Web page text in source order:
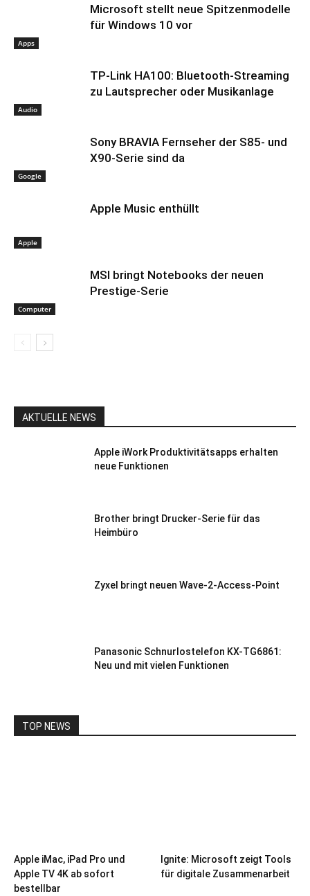
Apps
Microsoft stellt neue Spitzenmodelle
für Windows 10 vor
Audio
TP-Link HA100: Bluetooth-Streaming
zu Lautsprecher oder Musikanlage
Google
Sony BRAVIA Fernseher der S85- und
X90-Serie sind da
Apple
Apple Music enthüllt
Computer
MSI bringt Notebooks der neuen
Prestige-Serie
AKTUELLE NEWS
Apple iWork Produktivitätsapps erhalten
neue Funktionen
Brother bringt Drucker-Serie für das
Heimbüro
Zyxel bringt neuen Wave-2-Access-Point
Panasonic Schnurlostelefon KX-TG6861:
Neu und mit vielen Funktionen
TOP NEWS
Apple iMac, iPad Pro und
Apple TV 4K ab sofort
bestellbar
Ignite: Microsoft zeigt Tools
für digitale Zusammenarbeit